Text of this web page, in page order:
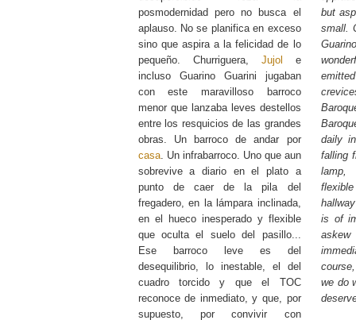
posmodernidad pero no busca el
aplauso. No se planifica en exceso
sino que aspira a la felicidad de lo
pequeño. Churriguera, Jujol e
incluso Guarino Guarini jugaban
con este maravilloso barroco
menor que lanzaba leves destellos
entre los resquicios de las grandes
obras. Un barroco de andar por
casa. Un infrabarroco. Uno que aun
sobrevive a diario en el plato a
punto de caer de la pila del
fregadero, en la lámpara inclinada,
en el hueco inesperado y flexible
que oculta el suelo del pasillo...
Ese barroco leve es del
desequilibrio, lo inestable, el del
cuadro torcido y que el TOC
reconoce de inmediato, y que, por
supuesto, por convivir con
but
small.
daily
falling
lamp,
is of
we do